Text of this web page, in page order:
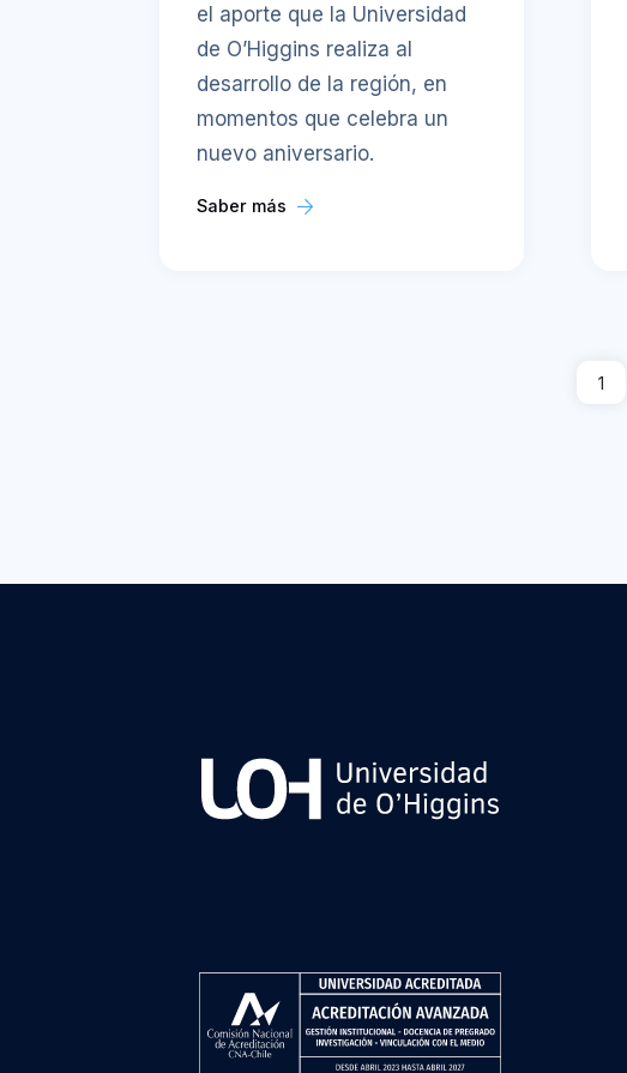
el aporte que la Universidad
de O’Higgins realiza al
desarrollo de la región, en
momentos que celebra un
nuevo aniversario.
Saber más
1